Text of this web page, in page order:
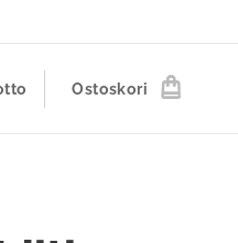
Ostoskori